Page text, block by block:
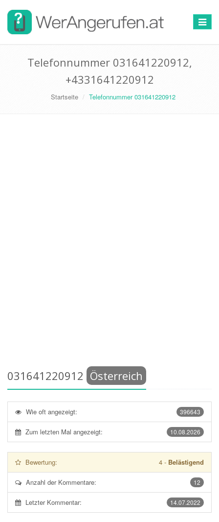
Toggle
Telefonnummer 031641220912,
+4331641220912
Startseite Telefonnummer 031641220912
031641220912 Österreich
396643
Wie oft angezeigt:
10.08.2026
Zum letzten Mal angezeigt:
Bewertung: 4 - Belästigend
12
Anzahl der Kommentare:
14.07.2022
Letzter Kommentar: